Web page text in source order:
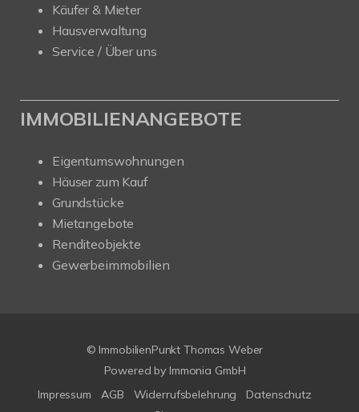
Käufer & Mieter
Hausverwaltung
Service / Über uns
IMMOBILIENANGEBOTE
Eigentumswohnungen
Häuser zum Kauf
Grundstücke
Mietangebote
Renditeobjekte
Gewerbeimmobilien
© ImmobilienPunkt Thomas Weber
Powered by Immonia GmbH
Impressum
AGB Widerrufsbelehrung
Datenschutz